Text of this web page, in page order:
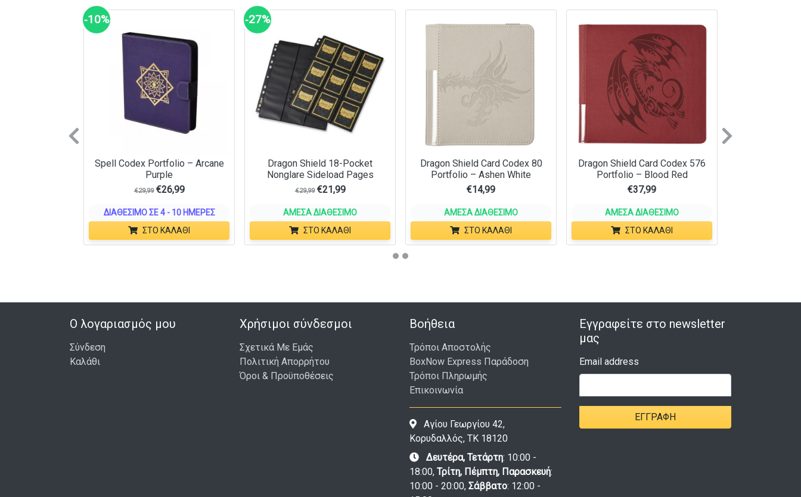
‑10%
Spell Codex Portfolio – Arcane
Purple
€29,99 €26,99
ΔΙΑΘΈΣΙΜΟ ΣΕ 4 - 10 ΗΜΈΡΕΣ
ΣΤΟ ΚΑΛΆΘΙ
‑27%
Dragon Shield 18-Pocket
Nonglare Sideload Pages
€29,99 €21,99
ΆΜΕΣΑ ΔΙΑΘΈΣΙΜΟ
ΣΤΟ ΚΑΛΆΘΙ
Dragon Shield Card Codex 80
Portfolio – Ashen White
€14,99
ΆΜΕΣΑ ΔΙΑΘΈΣΙΜΟ
ΣΤΟ ΚΑΛΆΘΙ
Dragon Shield Card Codex 576
Portfolio – Blood Red
€37,99
ΆΜΕΣΑ ΔΙΑΘΈΣΙΜΟ
ΣΤΟ ΚΑΛΆΘΙ
Previous Next
Ο λογαριασμός μου
Σύνδεση
Καλάθι
Χρήσιμοι σύνδεσμοι
Σχετικά Με Εμάς
Πολιτική Απορρήτου
Όροι & Προϋποθέσεις
Βοήθεια
Τρόποι Αποστολής
BoxNow Express Παράδοση
Τρόποι Πληρωμής
Επικοινωνία
Αγίου Γεωργίου 42,
Κορυδαλλός, ΤΚ 18120
Δευτέρα, Τετάρτη: 10:00 -
18:00, Τρίτη, Πέμπτη, Παρασκευή:
10:00 - 20:00, Σάββατο: 12:00 -
Εγγραφείτε στο newsletter
μας
Email address
ΕΓΓΡΑΦΉ